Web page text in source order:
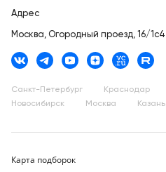
Адрес
Москва, Огородный проезд, 16/1с4
Санкт-Петербург Краснодар
Новосибирск
Москва Казань
Карта подборок